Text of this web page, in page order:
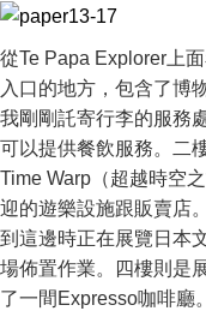
從Te Papa Explorer上
入口的地方，包含了博
我剛剛託寄行李的服務
可以提供餐飲服務。二
Time Warp（超越時空
迎的遊樂設施跟販賣店
到這邊時正在展覽日本
場佈置作業。四樓則是
了一間Expresso咖啡廳